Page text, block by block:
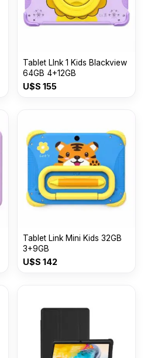
Tablet LInk 1 Kids Blackview
64GB 4+12GB
U$S 155
Tablet Link Mini Kids 32GB
3+9GB
U$S 142